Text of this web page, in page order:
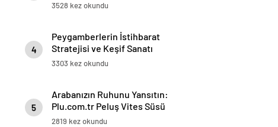
3528 kez okundu
4
Peygamberlerin İstihbarat
Stratejisi ve Keşif Sanatı
3303 kez okundu
5
Arabanızın Ruhunu Yansıtın:
Plu.com.tr Peluş Vites Süsü
Modelleri
2819 kez okundu